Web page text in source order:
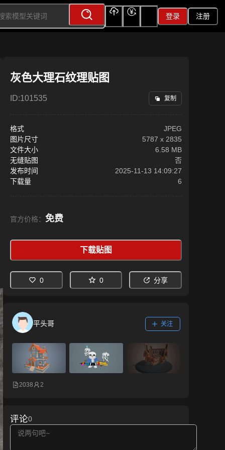
登录 注册
灰色大理石纹理贴图
ID:101535 复制
格式
JPEG
图片尺寸
5787 x 2835
文件大小
6.58 MB
无缝贴图
否
发布时间
2025-11-13 14:09:27
下载量
6
官方价格： 免费
下载贴图
0 0 分享
平头哥 关注
2038 2
评论0